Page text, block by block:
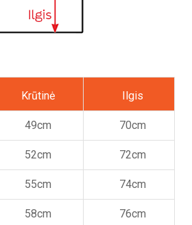
Krūtinė Ilgis
49cm 70cm
52cm 72cm
55cm 74cm
58cm 76cm